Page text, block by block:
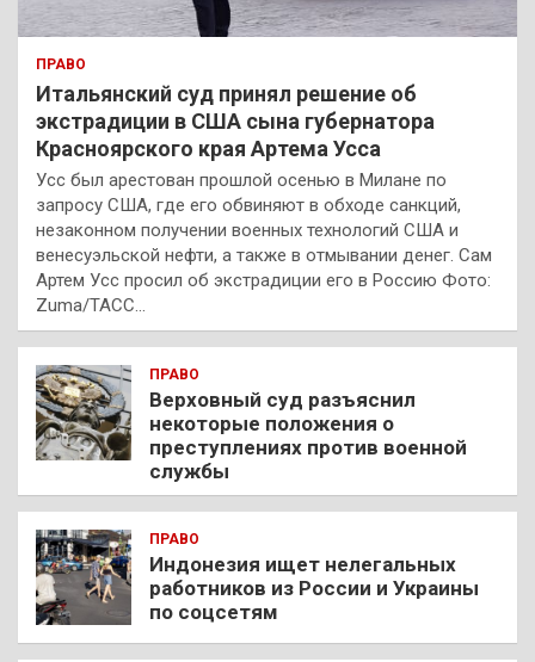
ПРАВО
Итальянский суд принял решение об
экстрадиции в США сына губернатора
Красноярского края Артема Усса
Усс был арестован прошлой осенью в Милане по
запросу США, где его обвиняют в обходе санкций,
незаконном получении военных технологий США и
венесуэльской нефти, а также в отмывании денег. Сам
Артем Усс просил об экстрадиции его в Россию Фото:
Zuma/ТАСС…
ПРАВО
Верховный суд разъяснил
некоторые положения о
преступлениях против военной
службы
ПРАВО
Индонезия ищет нелегальных
работников из России и Украины
по соцсетям